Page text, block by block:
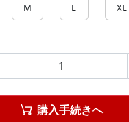
M L XL
 購入手続きへ